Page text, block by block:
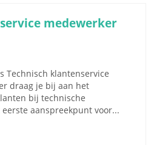
medewerker
Technisch klantenservice
draag je bij aan het
bij technische
aanspreekpunt voor...